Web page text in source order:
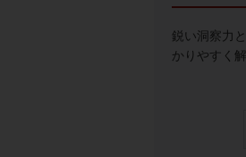
鋭い洞察力
かりやすく